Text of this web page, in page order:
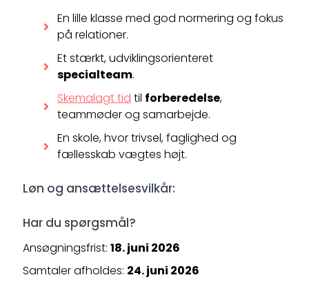
En lille klasse med god normering og fokus
på relationer.
Et stærkt, udviklingsorienteret
specialteam.
Skemalagt tid til forberedelse,
teammøder og samarbejde.
En skole, hvor trivsel, faglighed og
fællesskab vægtes højt.
Løn og ansættelsesvilkår:
Har du spørgsmål?
Ansøgningsfrist: 18. juni 2026
Samtaler afholdes: 24. juni 2026